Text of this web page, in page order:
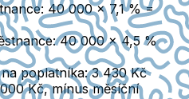
40 000 × 7,1 % =
40 000 × 4,5 %
poplatníka:3 430 Kč
Kč, mínus měsíční